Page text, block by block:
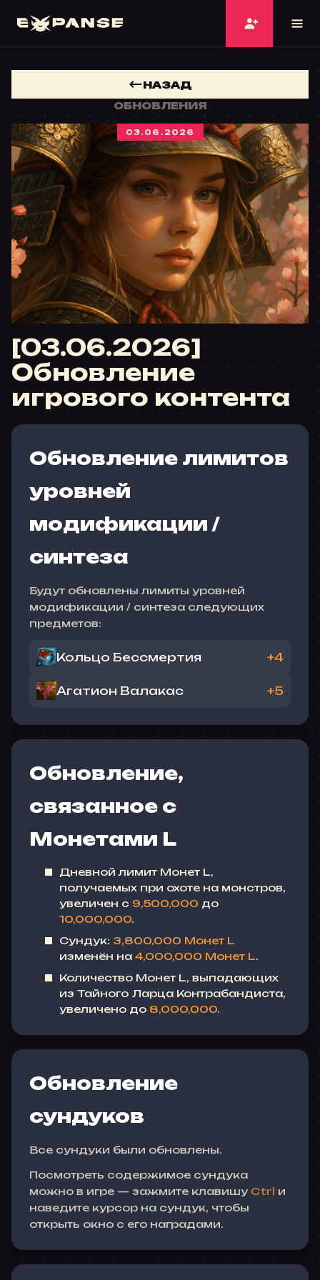
НАЗАД
ОБНОВЛЕНИЯ
03.06.2026
[03.06.2026]
Обновление
игрового контента
Обновление лимитов
уровней
модификации /
синтеза
Будут обновлены лимиты уровней
модификации / синтеза следующих
предметов:
Кольцо Бессмертия +4
Агатион Валакас +5
Обновление,
связанное с
Монетами L
Дневной лимит Монет L,
получаемых при охоте на монстров,
увеличен с 9,500,000 до
10,000,000.
Сундук: 3,800,000 Монет L
изменён на 4,000,000 Монет L.
Количество Монет L, выпадающих
из Тайного Ларца Контрабандиста,
увеличено до 8,000,000.
Обновление
сундуков
Все сундуки были обновлены.
Посмотреть содержимое сундука
можно в игре — зажмите клавишу Ctrl и
наведите курсор на сундук, чтобы
открыть окно с его наградами.